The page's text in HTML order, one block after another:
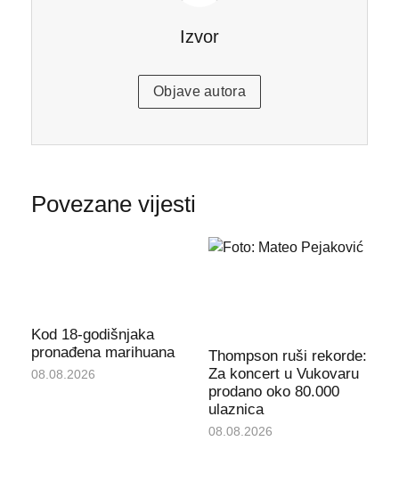
Izvor
Objave autora
Povezane vijesti
Kod 18-godišnjaka
pronađena marihuana
08.08.2026
Thompson ruši rekorde:
Za koncert u Vukovaru
prodano oko 80.000
ulaznica
08.08.2026